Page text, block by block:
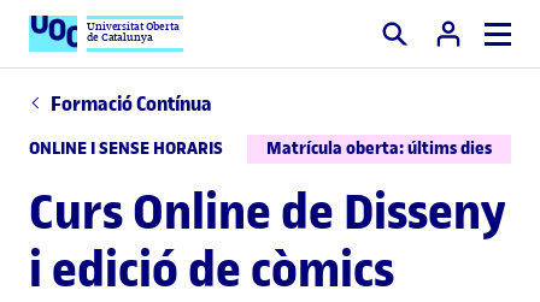
Universitat Oberta
de Catalunya Cercar
Formació Contínua
ONLINE I SENSE HORARIS Matrícula oberta: últims dies
Curs Online de Disseny
i edició de còmics